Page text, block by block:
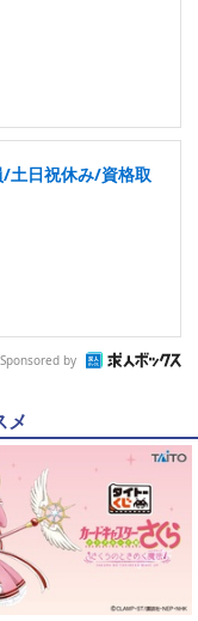
土日祝休み/資格取
Sponsored by
メ